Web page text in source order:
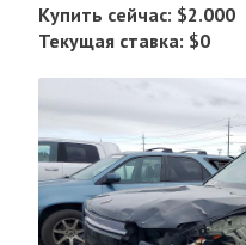
Купить сейчас: $2.000
Текущая ставка: $0